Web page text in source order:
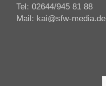
Tel: 02644/945 81 88
Mail: kai@sfw-media.de